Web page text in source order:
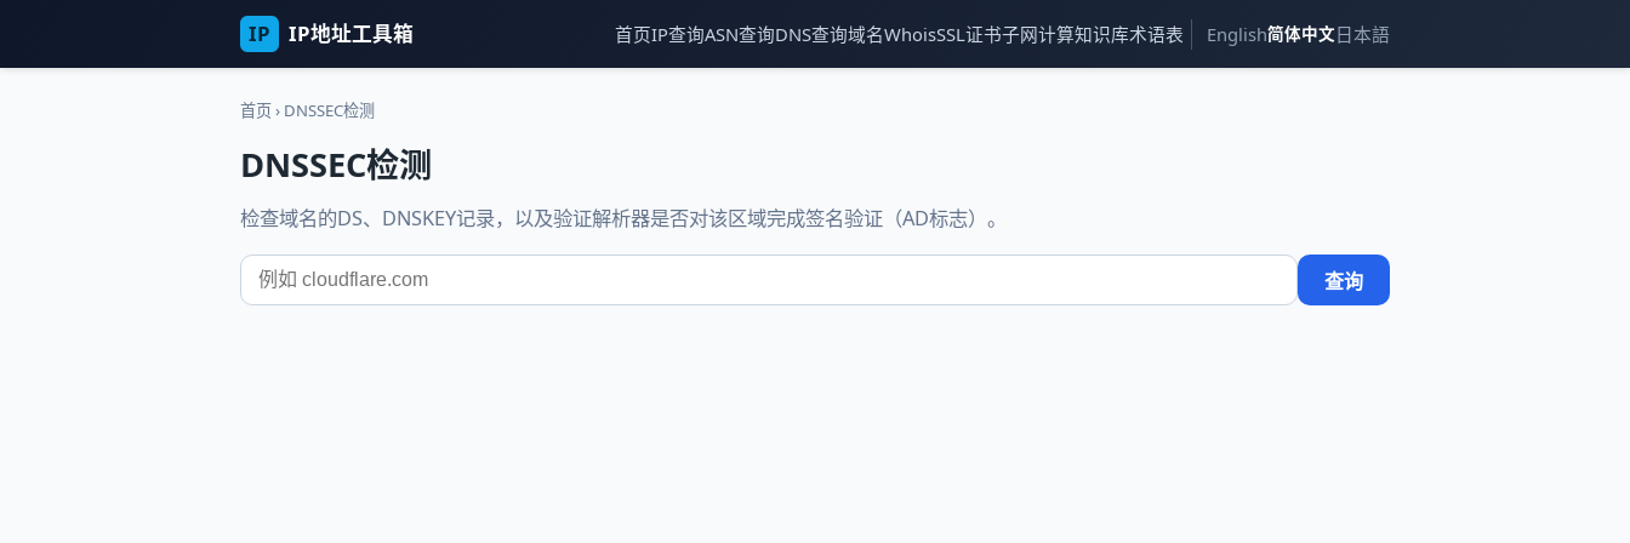
IP IP地址工具箱 首页IP查询ASN查询DNS查询域名WhoisSSL证书子网计算知识库术语表 English简体中文日本語
首页› DNSSEC检测
DNSSEC检测
检查域名的DS、DNSKEY记录，以及验证解析器是否对该区域完成签名验证（AD标志）。
查询